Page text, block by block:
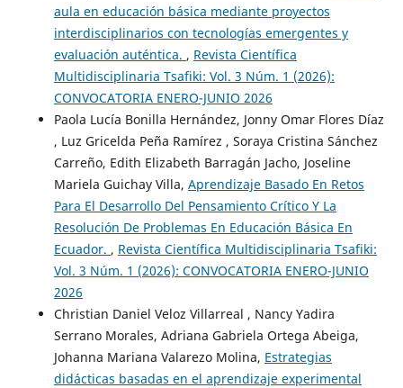
aula en educación básica mediante proyectos
interdisciplinarios con tecnologías emergentes y
evaluación auténtica. , Revista Científica
Multidisciplinaria Tsafiki: Vol. 3 Núm. 1 (2026):
CONVOCATORIA ENERO-JUNIO 2026
Paola Lucía Bonilla Hernández, Jonny Omar Flores Díaz
, Luz Gricelda Peña Ramírez , Soraya Cristina Sánchez
Carreño, Edith Elizabeth Barragán Jacho, Joseline
Mariela Guichay Villa, Aprendizaje Basado En Retos
Para El Desarrollo Del Pensamiento Crítico Y La
Resolución De Problemas En Educación Básica En
Ecuador. , Revista Científica Multidisciplinaria Tsafiki:
Vol. 3 Núm. 1 (2026): CONVOCATORIA ENERO-JUNIO
2026
Christian Daniel Veloz Villarreal , Nancy Yadira
Serrano Morales, Adriana Gabriela Ortega Abeiga,
Johanna Mariana Valarezo Molina, Estrategias
didácticas basadas en el aprendizaje experimental